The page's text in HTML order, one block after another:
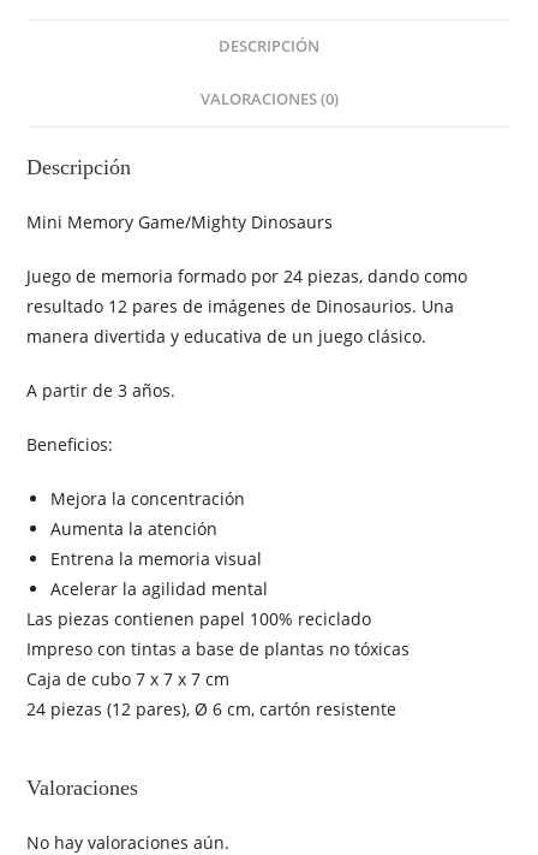
DESCRIPCIÓN
VALORACIONES (0)
Descripción
Mini Memory Game/Mighty Dinosaurs
Juego de memoria formado por 24 piezas, dando como
resultado 12 pares de imágenes de Dinosaurios. Una
manera divertida y educativa de un juego clásico.
A partir de 3 años.
Beneficios:
Mejora la concentración
Aumenta la atención
Entrena la memoria visual
Acelerar la agilidad mental
Las piezas contienen papel 100% reciclado
Impreso con tintas a base de plantas no tóxicas
Caja de cubo 7 x 7 x 7 cm
24 piezas (12 pares), Ø 6 cm, cartón resistente
Valoraciones
No hay valoraciones aún.